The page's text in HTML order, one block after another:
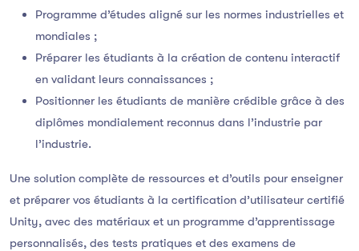
Programme d’études aligné sur les normes industrielles et
mondiales ;
Préparer les étudiants à la création de contenu interactif
en validant leurs connaissances ;
Positionner les étudiants de manière crédible grâce à des
diplômes mondialement reconnus dans l’industrie par
l’industrie.
Une solution complète de ressources et d’outils pour enseigner
et préparer vos étudiants à la certification d’utilisateur certifié
Unity, avec des matériaux et un programme d’apprentissage
personnalisés, des tests pratiques et des examens de